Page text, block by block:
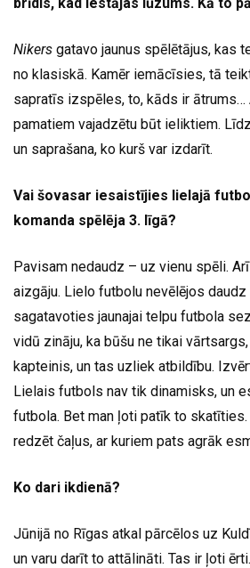
Nikers gatavo jaunus spēlētājus, kas
no klasiskā. Kamēr iemācīsies, tā
sapratīs izspēles, to, kāds ir ātrums…
pamatiem vajadzētu būt ieliktiem.
un saprašana, ko kurš var izdarīt.
Vai šovasar iesaistījies lielajā
komanda spēlēja 3. līgā?
Pavisam nedaudz – uz vienu spēli.
aizgāju. Lielo futbolu nevēlējos
sagatavoties jaunajai telpu futbola
vidū zināju, ka būšu ne tikai
kapteinis, un tas uzliek atbildību.
Lielais futbols nav tik dinamisks, un
futbola. Bet man ļoti patīk to
redzēt čaļus, ar kuriem pats agrāk
Ko dari ikdienā?
Jūnijā no Rīgas atkal pārcēlos uz
un varu darīt to attālināti. Tas ir ļoti